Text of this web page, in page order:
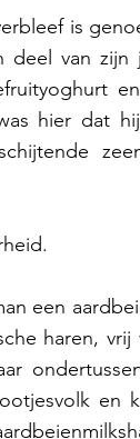
is
van zijn
hier dat
een
haren,
en